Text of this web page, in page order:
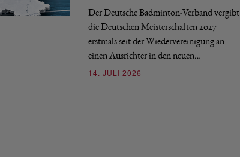
Der Deutsche Badminton-Verband vergibt
die Deutschen Meisterschaften 2027
erstmals seit der Wiedervereinigung an
einen Ausrichter in den neuen…
14. JULI 2026